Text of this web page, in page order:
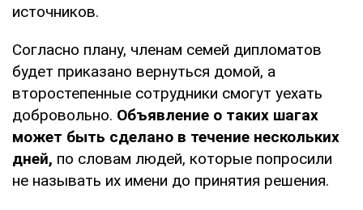
источников.
Согласно плану, членам семей дипломатов
будет приказано вернуться домой, а
второстепенные сотрудники смогут уехать
добровольно. Объявление о таких шагах
может быть сделано в течение нескольких
дней, по словам людей, которые попросили
не называть их имени до принятия решения.